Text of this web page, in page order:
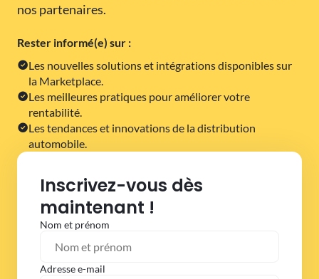
nos partenaires.
Rester informé(e) sur :
Les nouvelles solutions et intégrations disponibles sur
la Marketplace.
Les meilleures pratiques pour améliorer votre
rentabilité.
Les tendances et innovations de la distribution
automobile.
Inscrivez-vous dès
maintenant !
Nom et prénom
Adresse e-mail